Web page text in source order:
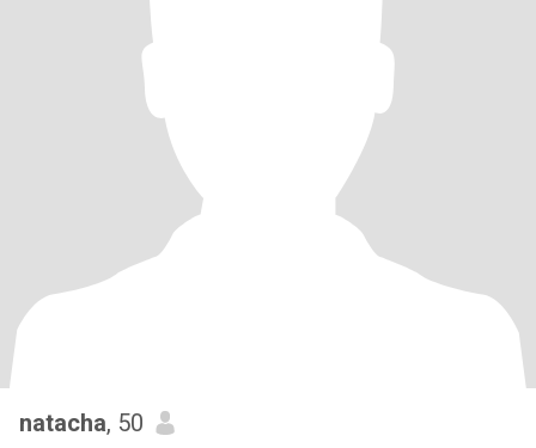
natacha, 50